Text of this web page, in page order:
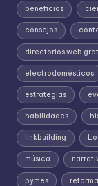
beneficios
consejos
directorios web
electrodomésticos
estrategias
habilidades
linkbuilding
música
pymes